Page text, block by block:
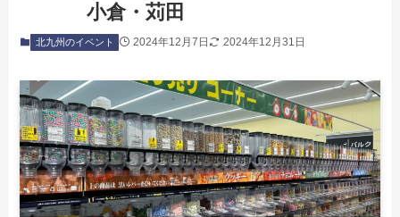
小倉・苅田
北九州のイベント 2024年12月7日 2024年12月31日